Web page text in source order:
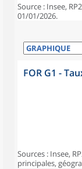
Source : Insee,
01/01/2026.
FOR G1 -
Sources : Insee,
principales,